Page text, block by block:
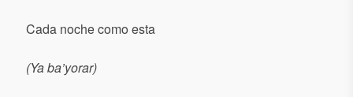
Cada noche como esta
(Ya ba’yorar)